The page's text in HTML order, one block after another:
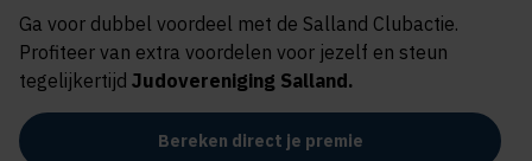
Ga voor dubbel voordeel met de Salland Clubactie.
Profiteer van extra voordelen voor jezelf en steun
tegelijkertijd Judovereniging Salland.
Bereken direct je premie